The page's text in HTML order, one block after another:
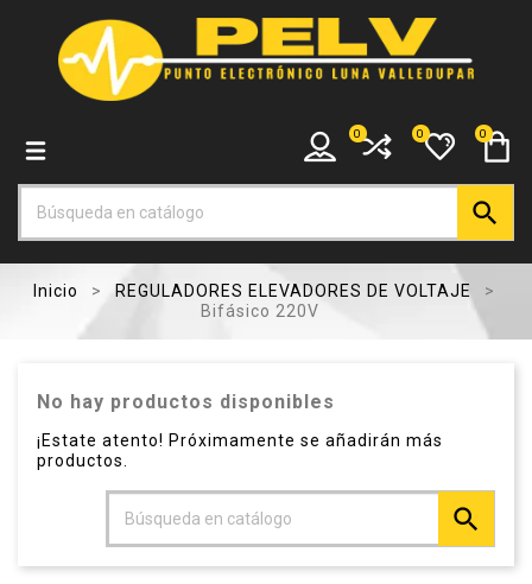
0
0
0

Inicio
REGULADORES ELEVADORES DE VOLTAJE
Bifásico 220V
No hay productos disponibles
¡Estate atento! Próximamente se añadirán más
productos.
